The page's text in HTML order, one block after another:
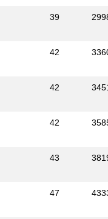
39
42
42
42
43
47